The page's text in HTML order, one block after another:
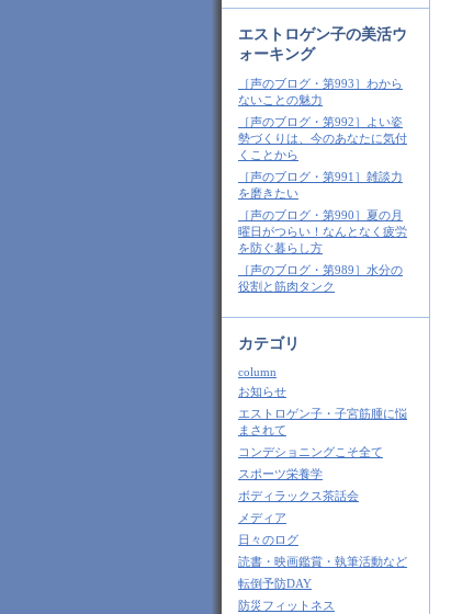
エストロゲン子の美活ウ
ォーキング
［声のブログ・第993］わから
ないことの魅力
［声のブログ・第992］よい姿
勢づくりは、今のあなたに気付
くことから
［声のブログ・第991］雑談力
を磨きたい
［声のブログ・第990］夏の月
曜日がつらい！なんとなく疲労
を防ぐ暮らし方
［声のブログ・第989］水分の
役割と筋肉タンク
カテゴリ
column
お知らせ
エストロゲン子・子宮筋腫に悩
まされて
コンデショニングこそ全て
スポーツ栄養学
ボディラックス茶話会
メディア
日々のログ
読書・映画鑑賞・執筆活動など
転倒予防DAY
防災フィットネス